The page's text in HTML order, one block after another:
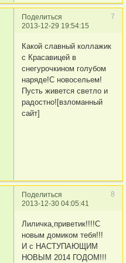
Поделиться
7
2013-12-29 19:54:15
Какой славный коллажик
с Красавицей в
снегурочкином голубом
наряде!С новосельем!
Пусть живется светло и
радостно![взломанный
сайт]
Поделиться
8
2013-12-30 04:05:41
Лиличка,приветик!!!!С
новым домиком тебя!!!
И с НАСТУПАЮЩИМ
НОВЫМ 2014 ГОДОМ!!!